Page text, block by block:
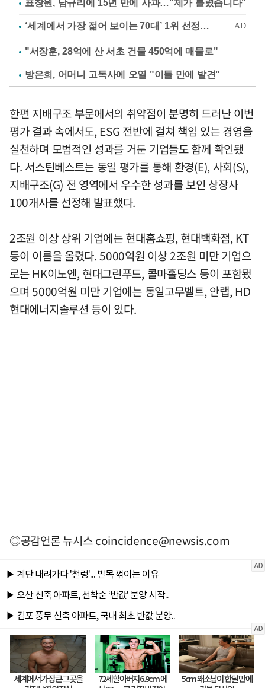
표창원, 남규리에 15년 만에 사과…"제가 틀렸습니다"
"서장훈, 28억에 산 서초 건물 450억에 매물로"
방은희, 어머니 고독사에 오열 "이틀 만에 발견"
한편 지배구조 부문에서의 취약점이 분명히 드러난 이번
평가 결과 속에서도, ESG 전반에 걸쳐 책임 있는 경영을
실천하며 모범적인 성과를 거둔 기업들도 함께 확인됐
다. 서스틴베스트는 동일 평가를 통해 환경(E), 사회(S),
지배구조(G) 전 영역에서 우수한 성과를 보인 상장사
100개사를 선정해 발표했다.
2조원 이상 상위 기업에는 현대홈쇼핑, 현대백화점, KT
등이 이름을 올렸다. 5000억원 이상 2조원 미만 기업으
로는 HK이노엔, 현대그린푸드, 콜마홀딩스 등이 포함됐
으며 5000억원 미만 기업에는 동일고무벨트, 안랩, HD
현대에너지솔루션 등이 있다.
◎공감언론 뉴시스coincidence@newsis.com